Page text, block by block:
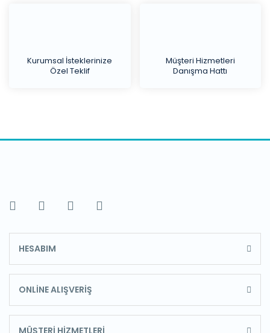
Kurumsal İsteklerinize
Özel Teklif
Müşteri Hizmetleri
Danışma Hattı
HESABIM
ONLİNE ALIŞVERİŞ
MÜŞTERİ HİZMETLERİ